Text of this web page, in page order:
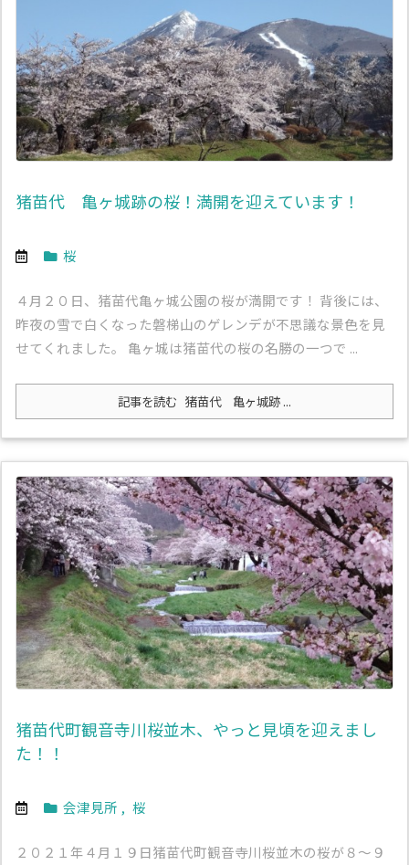
猪苗代 亀ヶ城跡の桜！満開を迎えています！
桜
４月２０日、猪苗代亀ヶ城公園の桜が満開です！ 背後には、
昨夜の雪で白くなった磐梯山のゲレンデが不思議な景色を見
せてくれました。 亀ヶ城は猪苗代の桜の名勝の一つで ...
記事を読む 猪苗代 亀ヶ城跡 ...
猪苗代町観音寺川桜並木、やっと見頃を迎えまし
た！！
会津見所 , 桜
２０２１年４月１９日猪苗代町観音寺川桜並木の桜が８～９